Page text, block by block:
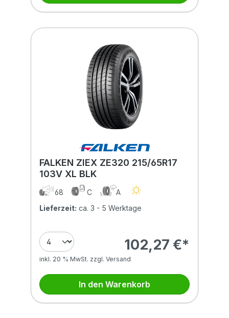
FALKEN ZIEX ZE320 215/65R17
103V XL BLK
68 C
A
Lieferzeit: ca. 3 - 5 Werktage
102,27 €*
inkl. 20 % MwSt. zzgl. Versand
In den Warenkorb